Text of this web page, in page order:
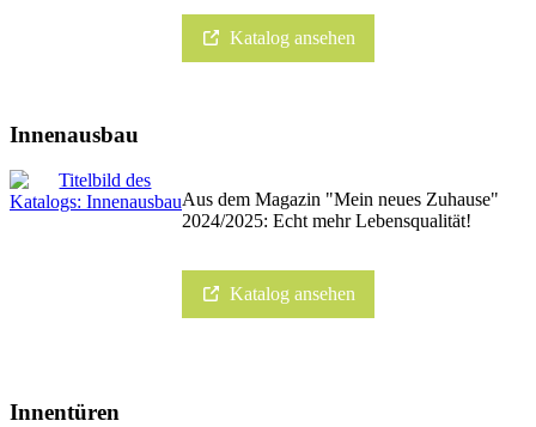
Katalog ansehen
Innenausbau
Aus dem Magazin "Mein neues Zuhause"
2024/2025: Echt mehr Lebensqualität!
Katalog ansehen
Innentüren